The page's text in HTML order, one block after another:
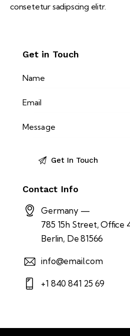
consetetur sadipscing elitr.
Get in Touch
Contact Info
Germany —
785 15h Street, Office
Berlin, De 81566
info@email.com
+1 840 841 25 69